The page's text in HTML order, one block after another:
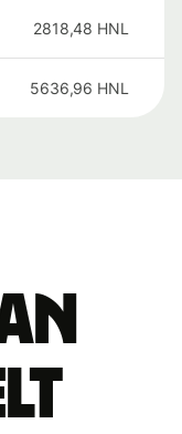
2818,48 HNL
5636,96 HNL